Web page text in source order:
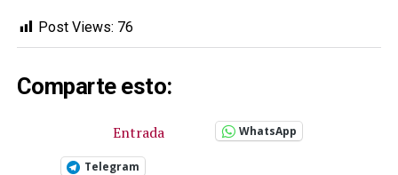
Post Views: 76
Comparte esto:
Entrada WhatsApp
Telegram